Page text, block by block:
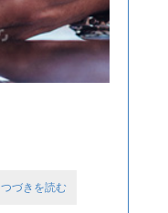
つづきを読む